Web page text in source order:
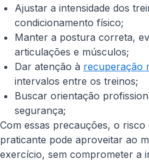
Ajustar a intensidade dos
condicionamento físico;
Manter a postura correta,
articulações e músculos;
Dar atenção à recuperação
intervalos entre os treinos;
Buscar orientação
segurança;
Com essas precauções, o risco
praticante pode aproveitar ao
exercício, sem comprometer a